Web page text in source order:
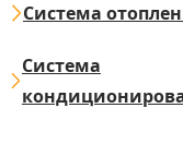
Система
Система